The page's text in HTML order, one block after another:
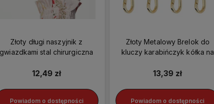
Złoty długi naszyjnik z
gwiazdkami stal chirurgiczna
12,49 zł
Powiadom o dostępności
Złoty Metalowy Brelok do
kluczy karabińczyk kółka na
13,39 zł
Powiadom o dostępności